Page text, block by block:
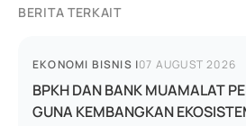
BERITA TERKAIT
EKONOMI BISNIS |07 AUGUST 2026
BPKH DAN BANK MUAMALAT
GUNA KEMBANGKAN